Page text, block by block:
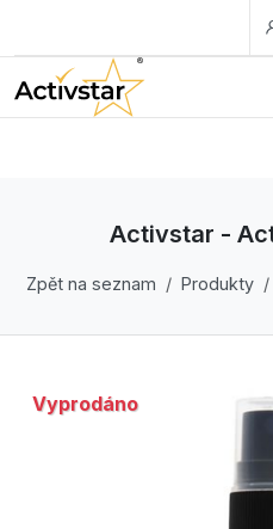
Activstar -
Zpět na seznam Produkty
Vyprodáno